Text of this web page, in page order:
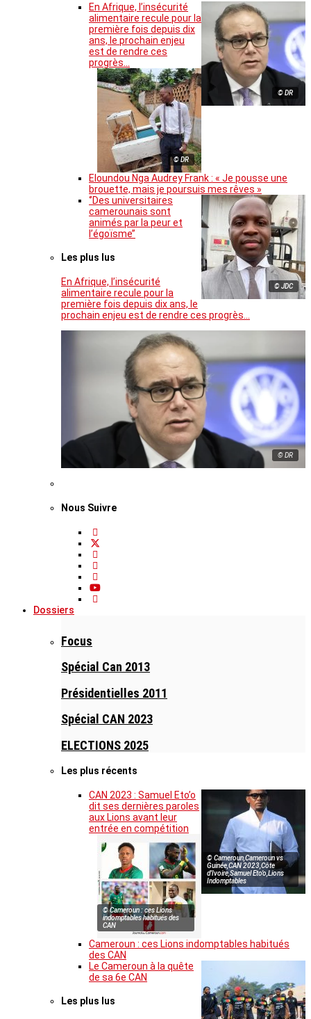
© DR
En Afrique, l’insécurité
alimentaire recule pour la
première fois depuis dix
ans, le prochain enjeu
est de rendre ces
progrès…
© DR
Eloundou Nga Audrey Frank : « Je pousse une
brouette, mais je poursuis mes rêves »
© JDC
‘’Des universitaires
camerounais sont
animés par la peur et
l’égoïsme’’
Les plus lus
En Afrique, l’insécurité
alimentaire recule pour la
première fois depuis dix ans, le
prochain enjeu est de rendre ces progrès…
© DR
Nous Suivre
Dossiers
Focus
Spécial Can 2013
Présidentielles 2011
Spécial CAN 2023
ELECTIONS 2025
Les plus récents
© Cameroun,Cameroun vs
Guinée,CAN 2023,Côte
d’Ivoire,Samuel Eto’o,Lions
Indomptables
CAN 2023 : Samuel Eto’o
dit ses dernières paroles
aux Lions avant leur
entrée en compétition
© Cameroun : ces Lions
indomptables habitués des
CAN
Cameroun : ces Lions indomptables habitués
des CAN
Le Cameroun à la quête
de sa 6e CAN
Les plus lus